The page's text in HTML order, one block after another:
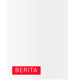
BERITA